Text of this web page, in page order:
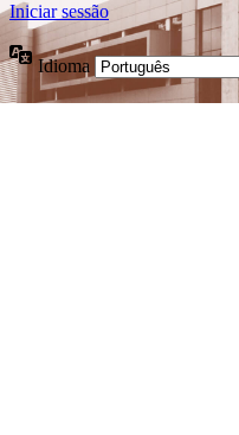
Iniciar sessão
Idioma